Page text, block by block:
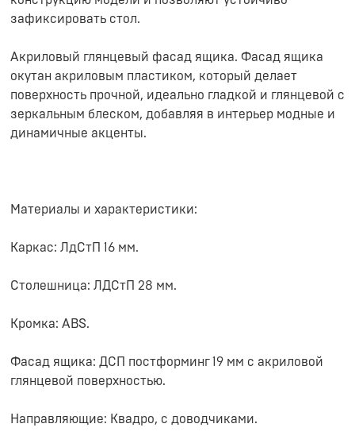
зафиксировать стол.
Акриловый глянцевый фасад ящика. Фасад ящика
окутан акриловым пластиком, который делает
поверхность прочной, идеально гладкой и глянцевой с
зеркальным блеском, добавляя в интерьер модные и
динамичные акценты.
Материалы и характеристики:
Каркас: ЛдСтП 16 мм.
Столешница: ЛДСтП 28 мм.
Кромка: ABS.
Фасад ящика: ДСП постформинг 19 мм с акриловой
глянцевой поверхностью.
Направляющие: Квадро, с доводчиками.